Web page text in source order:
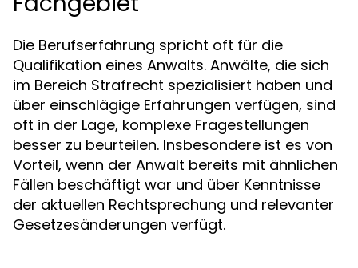
Die Berufserfahrung spricht oft für die
Qualifikation eines Anwalts. Anwälte, die sich
im Bereich Strafrecht spezialisiert haben und
über einschlägige Erfahrungen verfügen, sind
oft in der Lage, komplexe Fragestellungen
besser zu beurteilen. Insbesondere ist es von
Vorteil, wenn der Anwalt bereits mit ähnlichen
Fällen beschäftigt war und über Kenntnisse
der aktuellen Rechtsprechung und relevanter
Gesetzesänderungen verfügt.